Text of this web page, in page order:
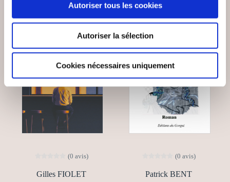
Autoriser tous les cookies
Autoriser la sélection
Cookies nécessaires uniquement
(0 avis)
Gilles FIOLET
(0 avis)
Patrick BENT